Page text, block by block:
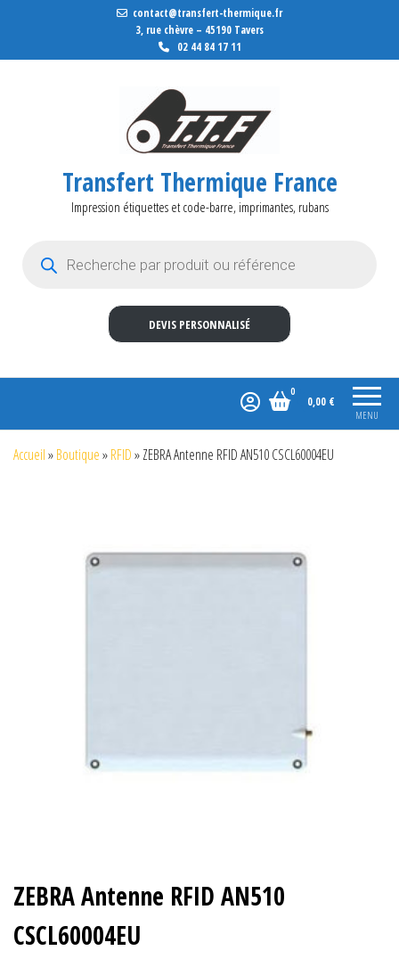
contact@transfert-thermique.fr
3, rue chèvre – 45190 Tavers
02 44 84 17 11
Transfert Thermique France
Impression étiquettes et code-barre, imprimantes, rubans
DEVIS PERSONNALISÉ
MENU
0
0,00 €
Accueil»Boutique»RFID»ZEBRA Antenne RFID AN510 CSCL60004EU
ZEBRA Antenne RFID AN510
CSCL60004EU